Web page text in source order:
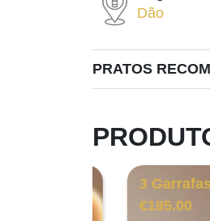
Dão
PRATOS
3 Garrafas
185.00